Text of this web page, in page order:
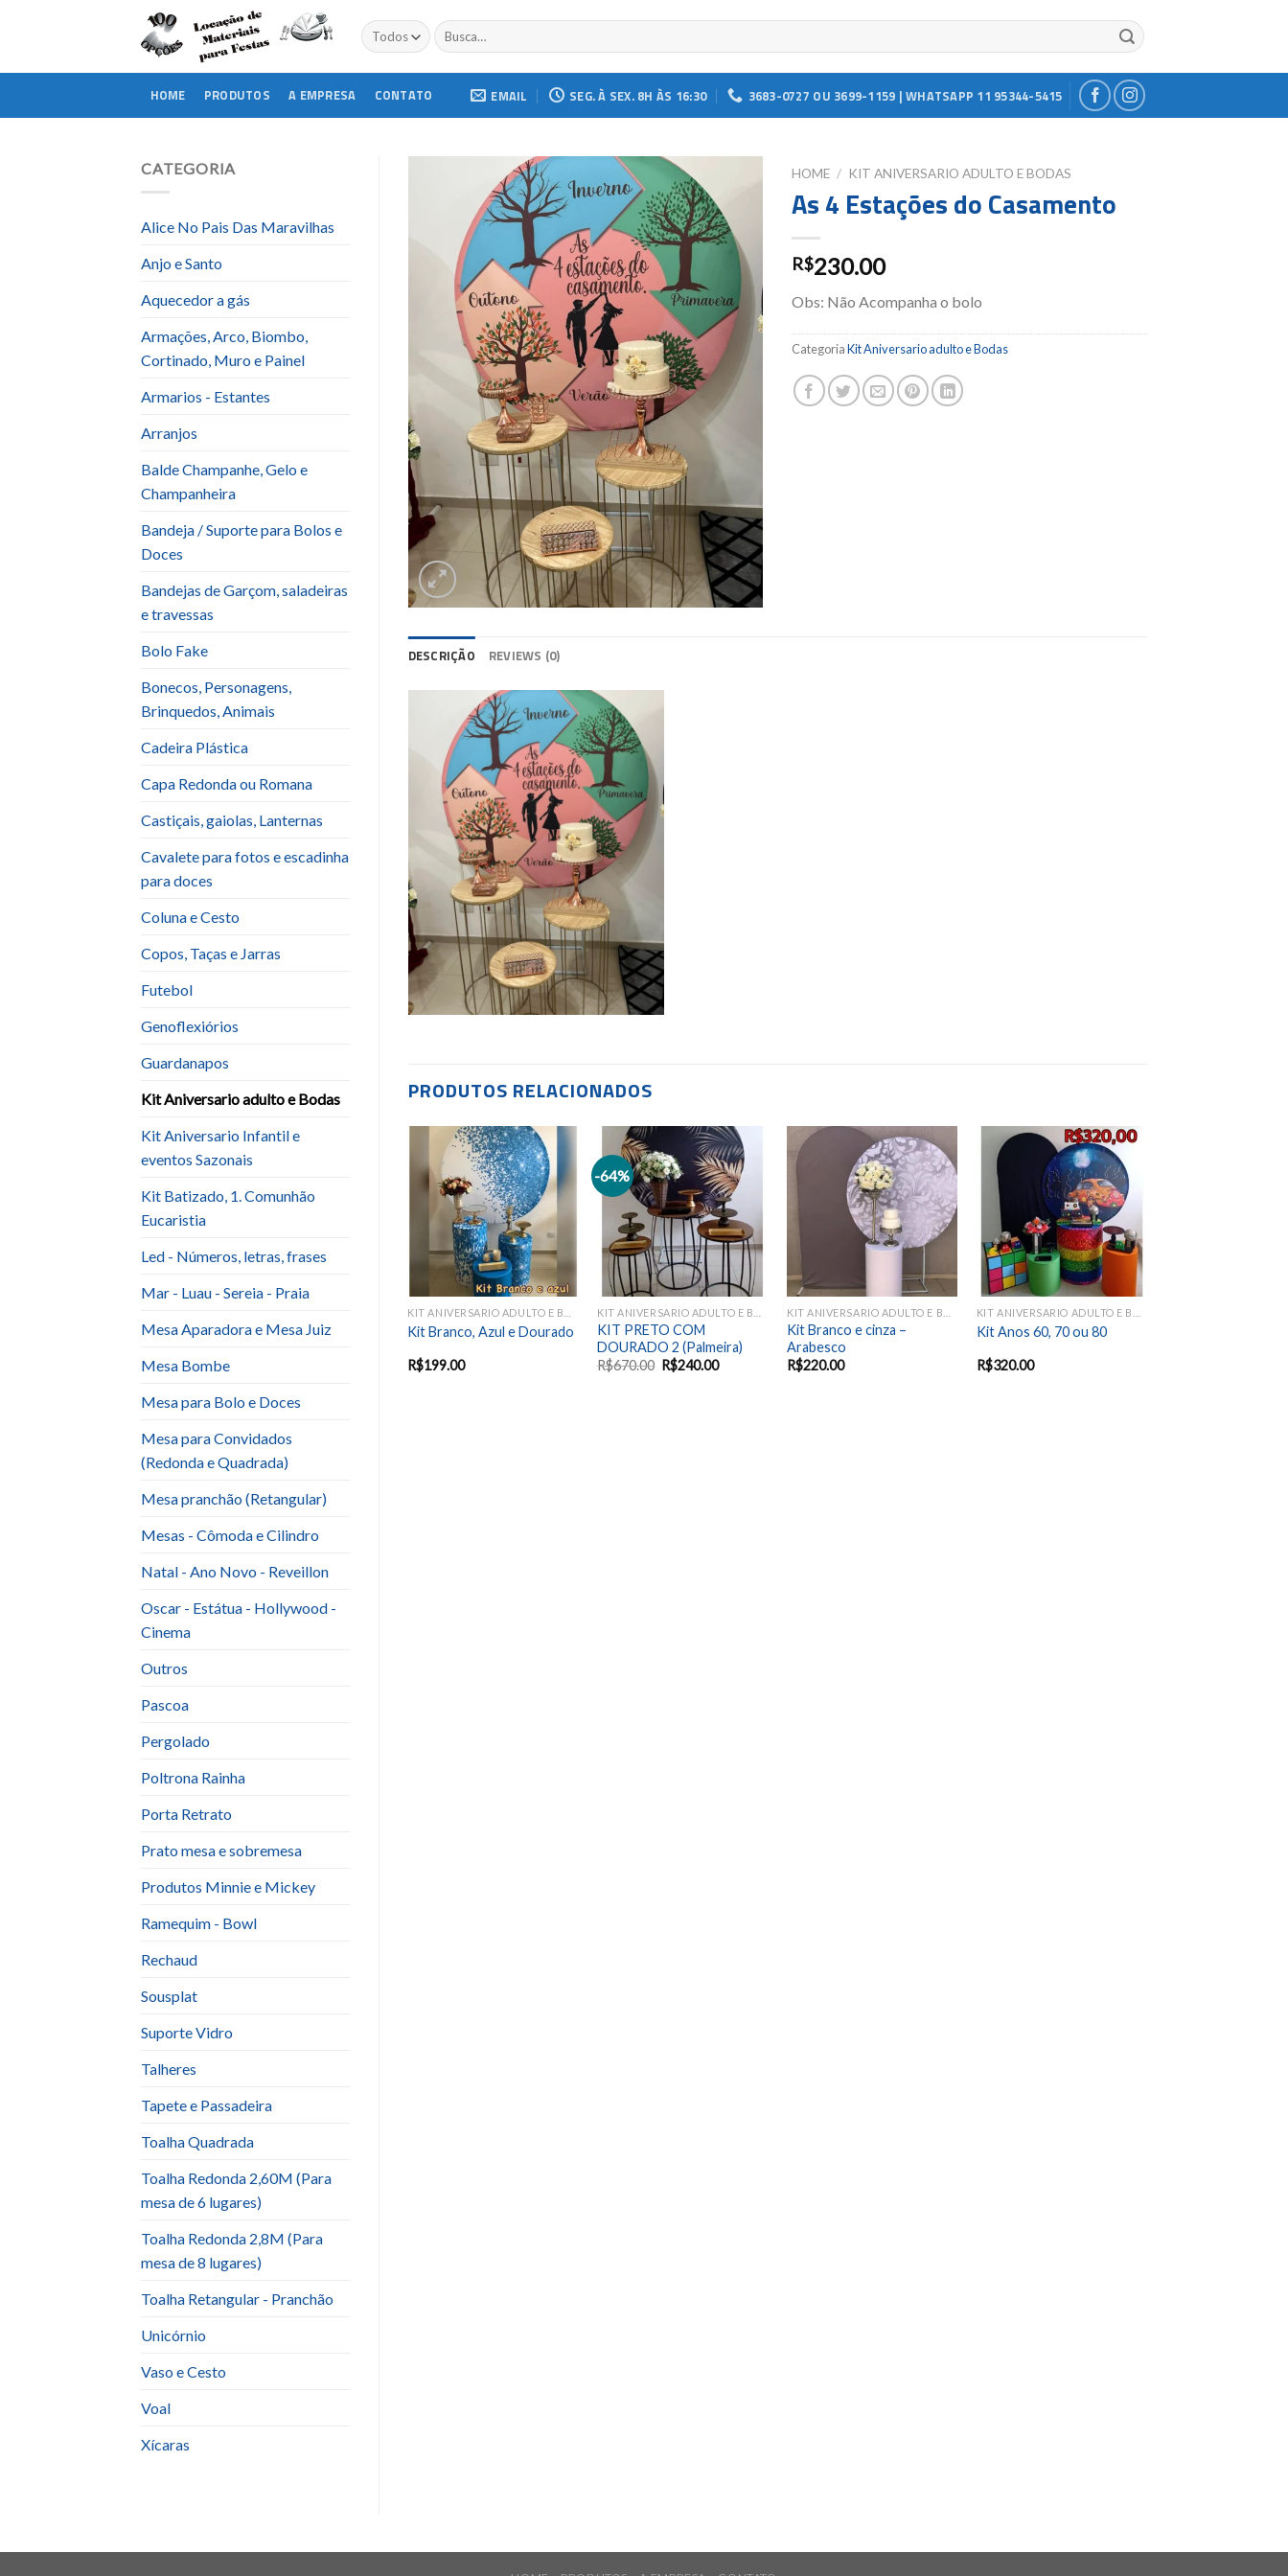
Buscar
por:
HOME PRODUTOS A EMPRESA CONTATO EMAIL SEG. À SEX. 8H ÀS 16:30 3683-0727 OU 3699-1159 | WHATSAPP 11 95344-5415
CATEGORIA
Alice No Pais Das Maravilhas
Anjo e Santo
Aquecedor a gás
Armações, Arco, Biombo,
Cortinado, Muro e Painel
Armarios - Estantes
Arranjos
Balde Champanhe, Gelo e
Champanheira
Bandeja / Suporte para Bolos e
Doces
Bandejas de Garçom, saladeiras
e travessas
Bolo Fake
Bonecos, Personagens,
Brinquedos, Animais
Cadeira Plástica
Capa Redonda ou Romana
Castiçais, gaiolas, Lanternas
Cavalete para fotos e escadinha
para doces
Coluna e Cesto
Copos, Taças e Jarras
Futebol
Genoflexiórios
Guardanapos
Kit Aniversario adulto e Bodas
Kit Aniversario Infantil e
eventos Sazonais
Kit Batizado, 1. Comunhão
Eucaristia
Led - Números, letras, frases
Mar - Luau - Sereia - Praia
Mesa Aparadora e Mesa Juiz
Mesa Bombe
Mesa para Bolo e Doces
Mesa para Convidados
(Redonda e Quadrada)
Mesa pranchão (Retangular)
Mesas - Cômoda e Cilindro
Natal - Ano Novo - Reveillon
Oscar - Estátua - Hollywood -
Cinema
Outros
Pascoa
Pergolado
Poltrona Rainha
Porta Retrato
Prato mesa e sobremesa
Produtos Minnie e Mickey
Ramequim - Bowl
Rechaud
Sousplat
Suporte Vidro
Talheres
Tapete e Passadeira
Toalha Quadrada
Toalha Redonda 2,60M (Para
mesa de 6 lugares)
Toalha Redonda 2,8M (Para
mesa de 8 lugares)
Toalha Retangular - Pranchão
Unicórnio
Vaso e Cesto
Voal
Xícaras
Add to
wishlist
HOME / KIT ANIVERSARIO ADULTO E BODAS
As 4 Estações do Casamento
R$230.00
Obs: Não Acompanha o bolo
CategoriaKit Aniversario adulto e Bodas
DESCRIÇÃO REVIEWS (0)
PRODUTOS RELACIONADOS
Add to
wishlist
Kit Branco, Azul e Dourado
R$199.00
-64%
Add to
wishlist
KIT PRETO COM
DOURADO 2 (Palmeira)
R$670.00 R$240.00
Add to
wishlist
Kit Branco e cinza –
Arabesco
R$220.00
Add to
wishlist
Kit Anos 60, 70 ou 80
R$320.00
wishlist
Kit Patina com Flores
R$